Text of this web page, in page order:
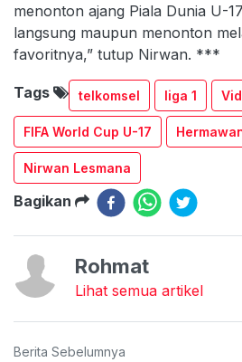
menonton ajang Piala Dunia U-
langsung maupun menonton
favoritnya,” tutup Nirwan. ***
Tags telkomsel liga 1
FIFA World Cup U-17
Nirwan Lesmana
Bagikan
Rohmat
Lihat semua artikel
Berita Sebelumnya